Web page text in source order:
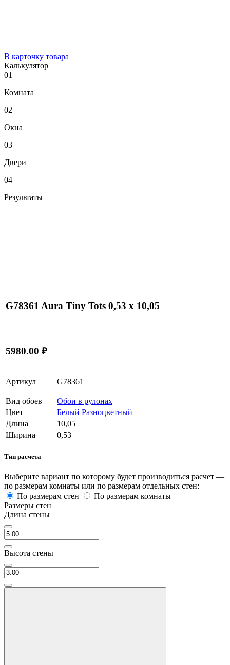
В карточку товара
Калькулятор
01
Комната
02
Окна
03
Двери
04
Результаты
G78361 Aura Tiny Tots 0,53 х 10,05
5980.00 ₽
Артикул G78361
Вид обоев
Обои в рулонах
Цвет
Белый Разноцветный
Длина
10,05
Ширина
0,53
Тип расчета
Выберите вариант по которому будет производиться расчет —
по размерам комнаты или по размерам отдельных стен:
По размерам стен
По размерам комнаты
Размеры стен
Длина стены
Высота стены